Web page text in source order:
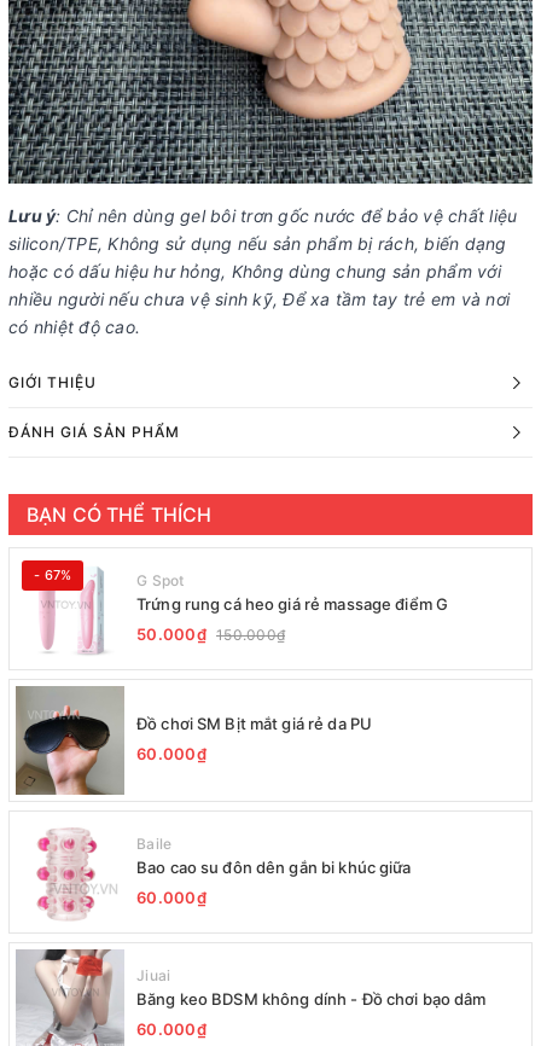
Lưu ý: Chỉ nên dùng gel bôi trơn gốc nước để bảo vệ chất liệu
silicon/TPE, Không sử dụng nếu sản phẩm bị rách, biến dạng
hoặc có dấu hiệu hư hỏng, Không dùng chung sản phẩm với
nhiều người nếu chưa vệ sinh kỹ, Để xa tầm tay trẻ em và nơi
có nhiệt độ cao.
GIỚI THIỆU
ĐÁNH GIÁ SẢN PHẨM
BẠN CÓ THỂ THÍCH
- 67% G Spot
Trứng rung cá heo giá rẻ massage điểm G
50.000₫ 150.000₫
Đồ chơi SM Bịt mắt giá rẻ da PU
60.000₫
Baile
Bao cao su đôn dên gắn bi khúc giữa
60.000₫
Jiuai
Băng keo BDSM không dính - Đồ chơi bạo dâm
60.000₫